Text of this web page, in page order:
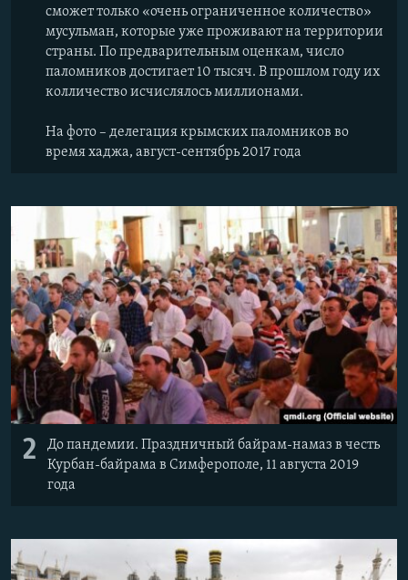
сможет только «очень ограниченное количество»
мусульман, которые уже проживают на территории
страны. По предварительным оценкам, число
паломников достигает 10 тысяч. В прошлом году их
колличество исчислялось миллионами.
На фото – делегация крымских паломников во
время хаджа, август-сентябрь 2017 года
2
До пандемии. Праздничный байрам-намаз в честь
Курбан-байрама в Симферополе, 11 августа 2019
года